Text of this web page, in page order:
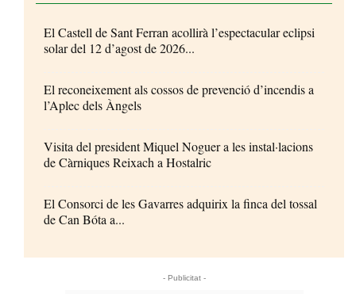
El Castell de Sant Ferran acollirà l’espectacular eclipsi
solar del 12 d’agost de 2026...
El reconeixement als cossos de prevenció d’incendis a
l’Aplec dels Àngels
Visita del president Miquel Noguer a les instal·lacions
de Càrniques Reixach a Hostalric
El Consorci de les Gavarres adquirix la finca del tossal
de Can Bóta a...
- Publicitat -